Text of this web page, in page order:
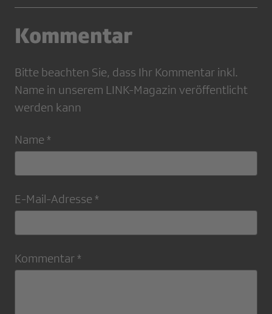
Kommentar
Bitte beachten Sie, dass Ihr Kommentar inkl.
Name in unserem LINK-Magazin veröffentlicht
werden kann
Name *
E-Mail-Adresse *
Kommentar *